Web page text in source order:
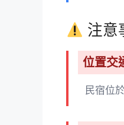
注意
位置交
民宿位